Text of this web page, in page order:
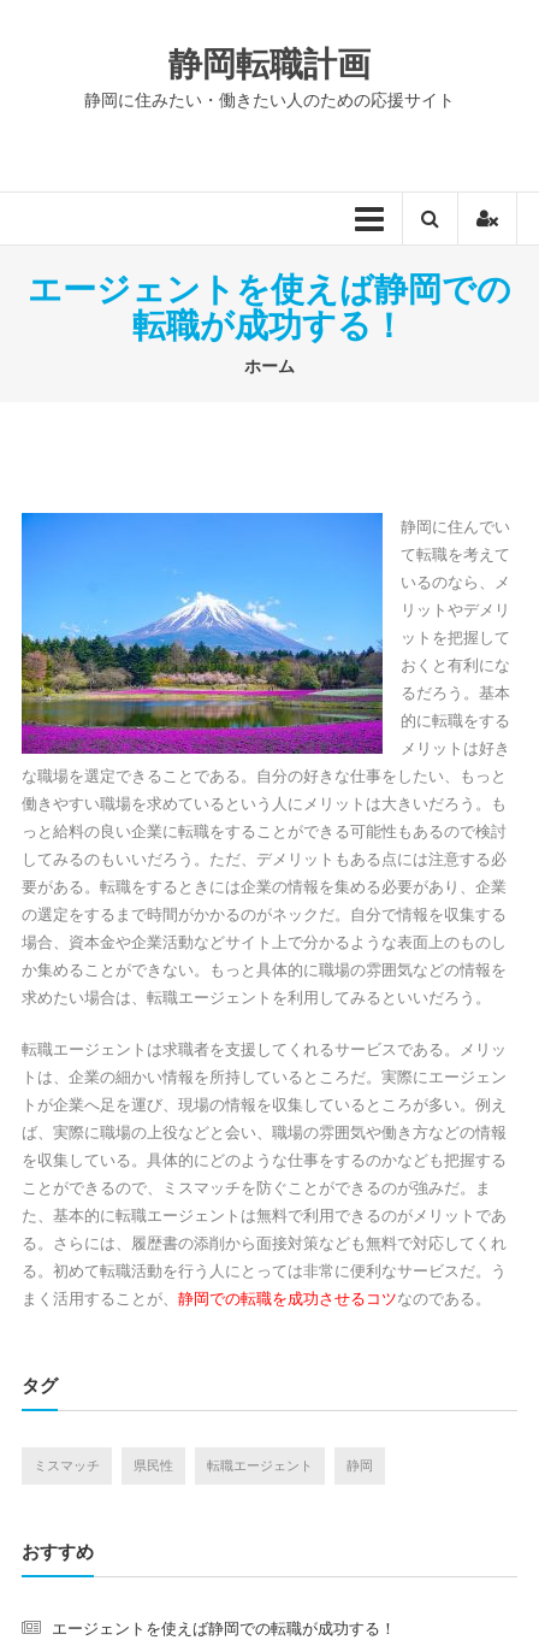
静岡転職計画
静岡に住みたい・働きたい人のための応援サイト
エージェントを使えば静岡での
転職が成功する！
ホーム
静岡に住んでい
て転職を考えて
いるのなら、メ
リットやデメリ
ットを把握して
おくと有利にな
るだろう。基本
的に転職をする
メリットは好き
な職場を選定できることである。自分の好きな仕事をしたい、もっと
働きやすい職場を求めているという人にメリットは大きいだろう。も
っと給料の良い企業に転職をすることができる可能性もあるので検討
してみるのもいいだろう。ただ、デメリットもある点には注意する必
要がある。転職をするときには企業の情報を集める必要があり、企業
の選定をするまで時間がかかるのがネックだ。自分で情報を収集する
場合、資本金や企業活動などサイト上で分かるような表面上のものし
か集めることができない。もっと具体的に職場の雰囲気などの情報を
求めたい場合は、転職エージェントを利用してみるといいだろう。
転職エージェントは求職者を支援してくれるサービスである。メリッ
トは、企業の細かい情報を所持しているところだ。実際にエージェン
トが企業へ足を運び、現場の情報を収集しているところが多い。例え
ば、実際に職場の上役などと会い、職場の雰囲気や働き方などの情報
を収集している。具体的にどのような仕事をするのかなども把握する
ことができるので、ミスマッチを防ぐことができるのが強みだ。ま
た、基本的に転職エージェントは無料で利用できるのがメリットであ
る。さらには、履歴書の添削から面接対策なども無料で対応してくれ
る。初めて転職活動を行う人にとっては非常に便利なサービスだ。う
まく活用することが、 静岡での転職を成功させるコツなのである。
タグ
ミスマッチ 県民性 転職エージェント 静岡
おすすめ
エージェントを使えば静岡での転職が成功する！